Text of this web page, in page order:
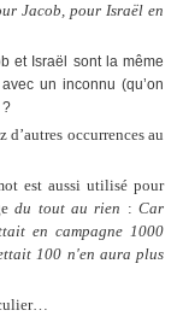
Jacob, pour Israël en
et Israël sont la même
un inconnu (qu’on
?
occurrences au
est aussi utilisé pour
du tout au rien :Car
en campagne 1000
100 n'en aura plus